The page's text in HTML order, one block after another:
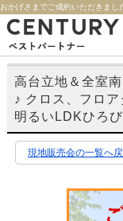
高台立地＆全室
♪ クロス、フロ
明るいLDKひろ
現地販売会の一覧へ